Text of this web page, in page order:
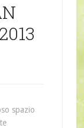
spazio